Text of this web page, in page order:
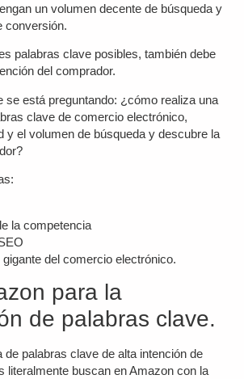
un volumen decente de búsqueda y
conversión.
palabras clave posibles, también debe
del comprador.
se está preguntando: ¿cómo realiza una
clave de comercio electrónico,
y el volumen de búsqueda y descubre la
la competencia
del comercio electrónico.
para la
de palabras clave.
de palabras clave de alta intención de
literalmente buscan en Amazon con la